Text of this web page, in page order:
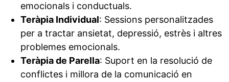
emocionals i conductuals.
Teràpia Individual: Sessions personalitzades
per a tractar ansietat, depressió, estrès i altres
problemes emocionals.
Teràpia de Parella: Suport en la resolució de
conflictes i millora de la comunicació en